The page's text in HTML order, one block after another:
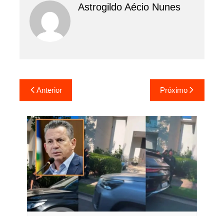
Astrogildo Aécio Nunes
Navegação
de
Post
Anterior Próximo